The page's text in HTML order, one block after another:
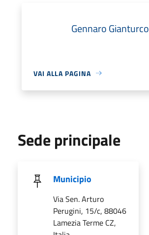
Gennaro Gianturco
VAI ALLA PAGINA
Sede principale
Municipio
Via Sen. Arturo
Perugini, 15/c, 88046
Lamezia Terme CZ,